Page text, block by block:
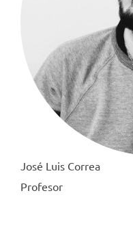
José Luis Correa
Profesor